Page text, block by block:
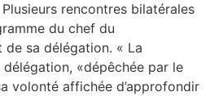
rencontres bilatérales
du chef du
sa délégation. « La
«dépêchée par le
volonté affichée d’approfondir